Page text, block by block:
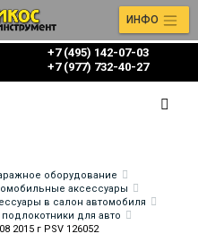
+7 (495) 142-07-03
‎‎+7 (977) 732-40-27
ИНФО
оборудование
аксессуары
в салон автомобиля
для авто
2015 г PSV 126052